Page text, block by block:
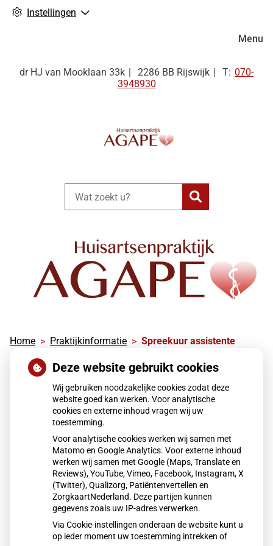
Instellingen
dr HJ van Mooklaan 33k 2286 BB Rijswijk Tel:
070-
3948930
Zoeken
Menu
Home Praktijkinformatie Spreekuur assistente
Spreekuur assistente
De assistente heeft haar eigen spreekuur. Hiervoor
kunt u terecht voor o.a.:
Bloeddrukmeting
Aanbrengen 24-uurs bloeddrukmeter
Wondverzorging
ECG-onderzoek
Wrat aanstippen
Oren uitspuiten
Hechtingen verwijderen
Injecties
Deze website gebruikt cookies
Wij gebruiken noodzakelijke cookies zodat deze
website goed kan werken. Voor analytische
cookies en externe inhoud vragen wij uw
toestemming.
Voor analytische cookies werken wij samen met
Matomo en Google Analytics. Voor externe inhoud
werken wij samen met Google (Maps, Translate en
Reviews), YouTube, Vimeo, Facebook, Instagram, X
(Twitter), Qualizorg, Patiëntenvertellen en
ZorgkaartNederland. Deze partijen kunnen
gegevens zoals uw IP-adres verwerken.
Via Cookie-instellingen onderaan de website kunt u
op ieder moment uw toestemming intrekken of